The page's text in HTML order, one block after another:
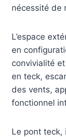
nécessité de
L’espace
en
convivialité
en teck,
des vents,
fonctionnel
Le pont teck,